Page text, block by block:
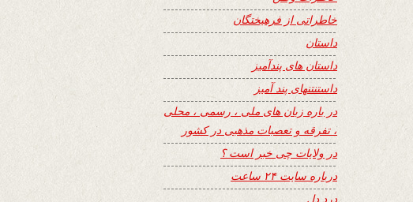
خاطراتی از فرهیختگان
داستان
داستان های پندآمیز
داستنتنهای پند آمیز
در باره زبان های ملی ، رسمی ، محلی
، تفرقه و تعصبات مذهبی در کشور
در ولایات چی خبر است ؟
درباره سایت ۲۴ ساعت
درد دل